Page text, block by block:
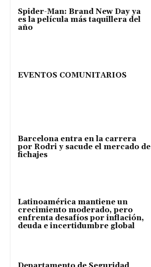
Spider-Man: Brand New Day ya
es la película más taquillera del
año
EVENTOS COMUNITARIOS
Barcelona entra en la carrera
por Rodri y sacude el mercado de
fichajes
Latinoamérica mantiene un
crecimiento moderado, pero
enfrenta desafíos por inflación,
deuda e incertidumbre global